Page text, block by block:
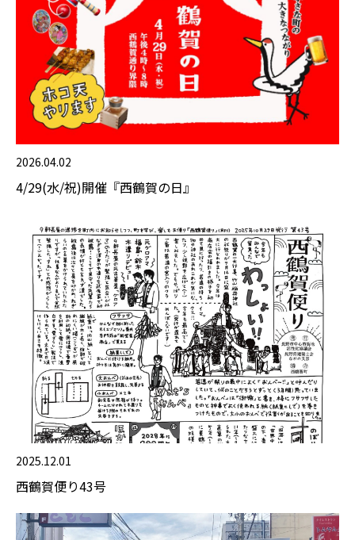
2026.04.02
4/29(水/祝)開催『西鶴賀の日』
2025.12.01
西鶴賀便り43号